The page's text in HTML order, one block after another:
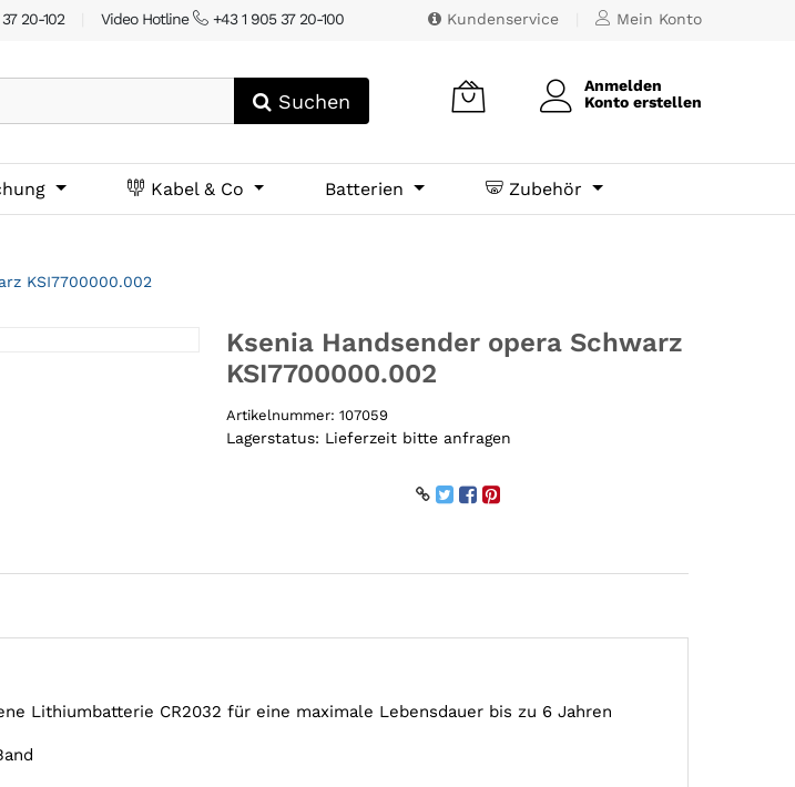
20-102 Video Hotline +43 1 905 37 20-100 Kundenservice Mein Konto
Suchen
Anmelden
Konto erstellen
Kabel & Co Batterien Zubehör
KSI7700000.002
Ksenia Handsender opera Schwarz
KSI7700000.002
Artikelnummer: 107059
Lagerstatus: Lieferzeit bitte anfragen
Lithiumbatterie CR2032 für eine maximale Lebensdauer bis zu 6 Jahren